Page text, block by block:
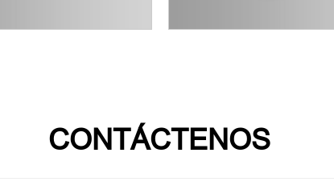
CONTÁCTENOS